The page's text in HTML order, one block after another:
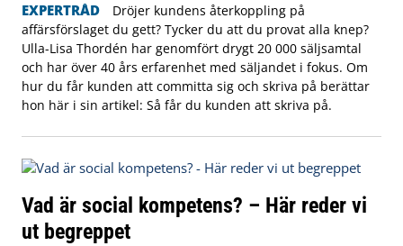
EXPERTRÅD
Dröjer kundens återkoppling på
affärsförslaget du gett? Tycker du att du provat alla knep?
Ulla-Lisa Thordén har genomfört drygt 20 000 säljsamtal
och har över 40 års erfarenhet med säljandet i fokus. Om
hur du får kunden att committa sig och skriva på berättar
hon här i sin artikel: Så får du kunden att skriva på.
Vad är social kompetens? – Här reder vi
ut begreppet